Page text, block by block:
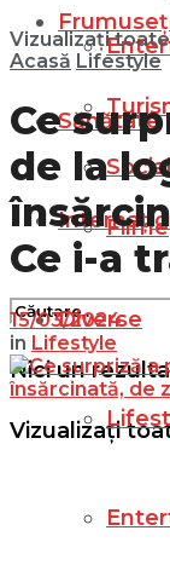
Filme
Nici un
Vizualizați
Sănătate
Diverse
Vizualizați
Acasă Lifestyle
Ce
de la
Ce i-a
15/03/2024
in Lifestyle